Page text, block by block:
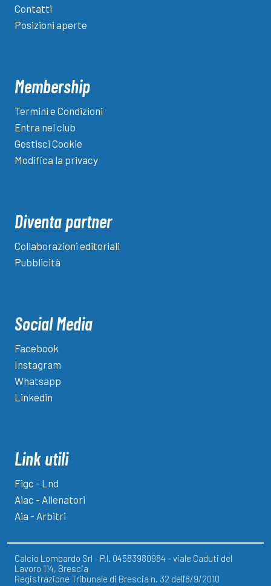
Contatti
Posizioni aperte
Membership
Termini e Condizioni
Entra nel club
Gestisci Cookie
Modifica la privacy
Diventa partner
Collaborazioni editoriali
Pubblicità
Social Media
Facebook
Instagram
Whatsapp
Linkedin
Link utili
Figc - Lnd
Aiac - Allenatori
Aia - Arbitri
Calcio Lombardo Srl - P.I. 04583980984 - viale Caduti del
Lavoro 114, Brescia
Registrazione Tribunale di Brescia n. 32 dell'8/9/2010